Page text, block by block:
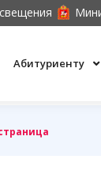
Абитуриенту